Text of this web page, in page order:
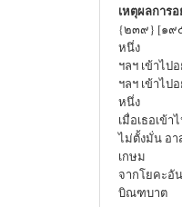
เหตุผลการ
{๒๓๙} [๑๙
หนึ่ง
ฯลฯ เข้าไป
ฯลฯ เข้าไป
หนึ่ง
เมื่อเธอเข้
ไม่ตั้งมั่น อ
เกษม
จากโยคะอั
บิณฑบาต